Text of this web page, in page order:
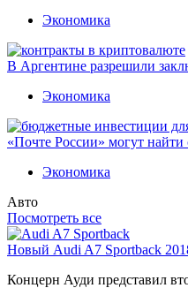
Экономика
В Аргентине разрешили
Экономика
«Почте России» могут найти
Экономика
Авто
Посмотреть все
Новый Audi A7 Sportback
Концерн Ауди представил